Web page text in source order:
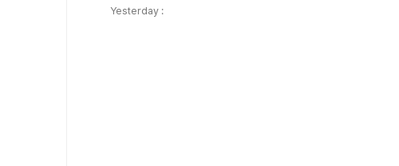
Yesterday :